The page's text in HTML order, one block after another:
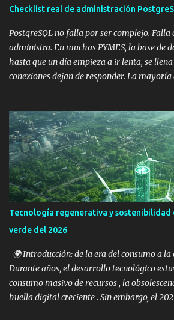
Checklist real de administración
PostgreSQL no falla por ser complejo. Falla
administra. En muchas PYMES, la base de
hasta que un día empieza a ir lenta, se llena
conexiones dejan de responder. La
en entornos productivos, adaptadas a una
limitados, pero necesidad de estabilidad .
base de datos 🗄️ Mantenimiento y
activo y funcionando ✔️ Revisión periódica
crecimiento constante ✔️ Eliminación de
cuando el negocio lo permite ✔️ Uso de
críticas o de alto volumen 📌 Una base de
crece aunque no aumenten los usuarios. 🧱
utilizados y no duplicados ✔️ Eliminación de
usan ✔️ Revisión de índice...
Tecnología regenerativa y
verde del 2026
🌍 Introducción: de la era del consumo a
Durante años, el desarrollo tecnológico
consumo masivo de recursos , la
huella digital creciente . Sin embargo, el